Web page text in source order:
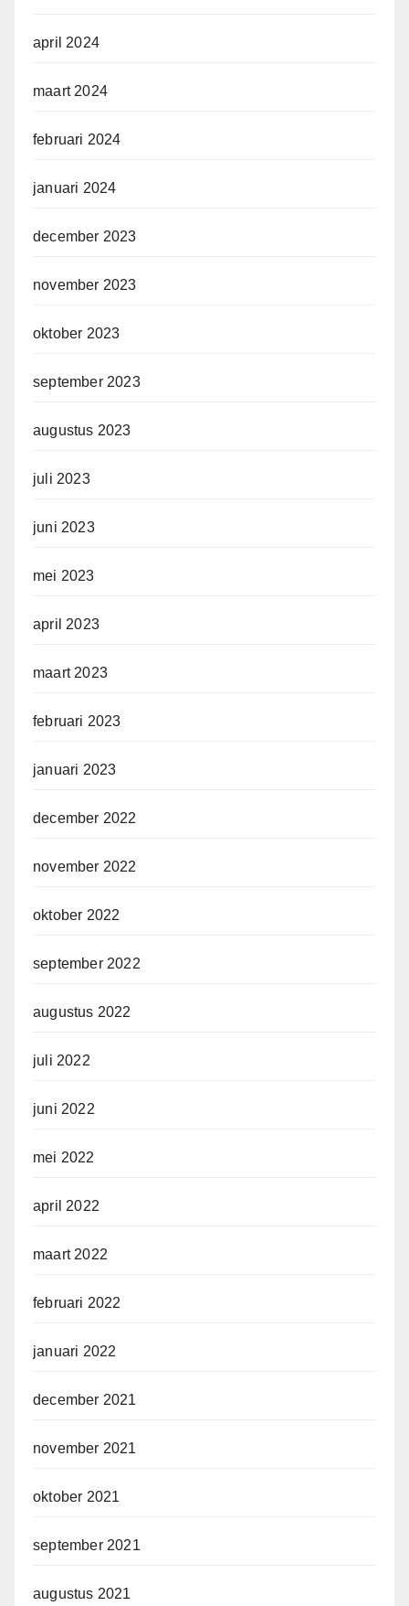
april 2024
maart 2024
februari 2024
januari 2024
december 2023
november 2023
oktober 2023
september 2023
augustus 2023
juli 2023
juni 2023
mei 2023
april 2023
maart 2023
februari 2023
januari 2023
december 2022
november 2022
oktober 2022
september 2022
augustus 2022
juli 2022
juni 2022
mei 2022
april 2022
maart 2022
februari 2022
januari 2022
december 2021
november 2021
oktober 2021
september 2021
augustus 2021